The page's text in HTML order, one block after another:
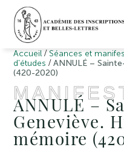
Accueil / Séances et
d'études /ANNULÉ –
(420-2020)
ANNULÉ –
Geneviève.
mémoire